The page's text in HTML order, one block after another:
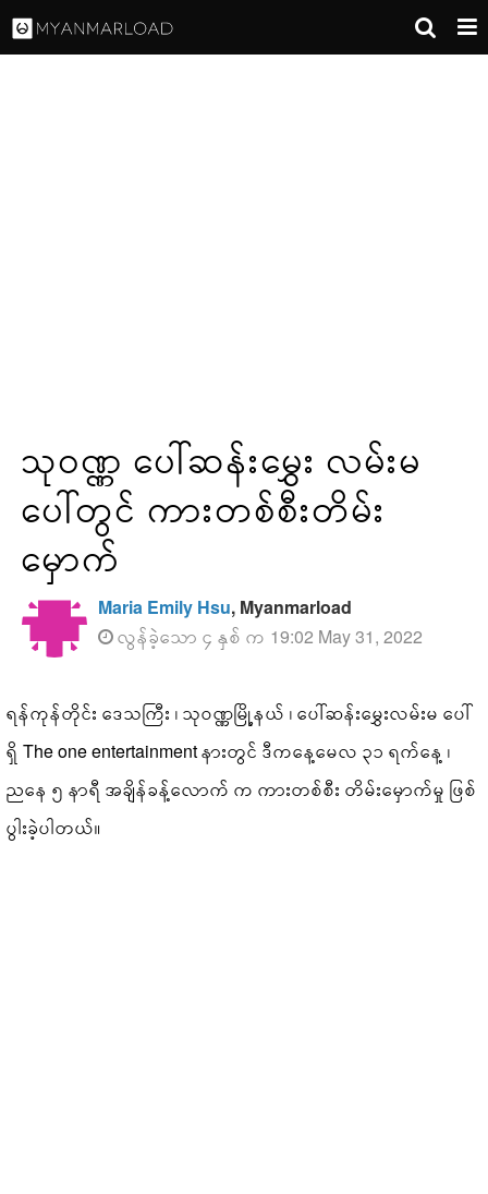
သုဝဏ္ဏ ပေါ်ဆန်းမွှေး လမ်းမ
ပေါ်တွင် ကားတစ်စီးတိမ်း
မှောက်
Maria Emily Hsu, Myanmarload
လွန်ခဲ့သော ၄ နှစ် က 19:02 May 31, 2022
ရန်ကုန်တိုင်း ဒေသကြီး ၊ သုဝဏ္ဏမြို့နယ် ၊ ပေါ်ဆန်းမွှေးလမ်းမ ပေါ်
ရှိ The one entertainment နားတွင် ဒီကနေ့မေလ ၃၁ ရက်နေ့ ၊
ညနေ ၅ နာရီ အချိန်ခန့်လောက် က ကားတစ်စီး တိမ်းမှောက်မှု ဖြစ်
ပွါးခဲ့ပါတယ်။